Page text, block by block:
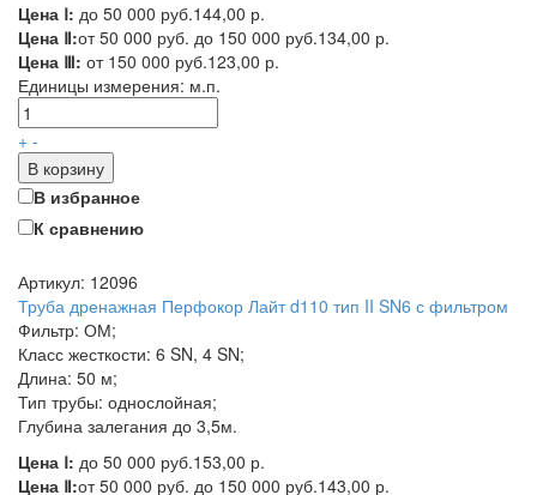
Цена Ⅰ: до 50 000 руб.144,00 р.
Цена Ⅱ:от 50 000 руб. до 150 000 руб.134,00 р.
Цена Ⅲ: от 150 000 руб.123,00 р.
Единицы измерения: м.п.
+ -
В корзину
В избранное
К сравнению
Артикул: 12096
Труба дренажная Перфокор Лайт d110 тип II SN6 с фильтром
Фильтр: ОМ;
Класс жесткости: 6 SN, 4 SN;
Длина: 50 м;
Тип трубы: однослойная;
Глубина залегания до 3,5м.
Цена Ⅰ: до 50 000 руб.153,00 р.
Цена Ⅱ:от 50 000 руб. до 150 000 руб.143,00 р.